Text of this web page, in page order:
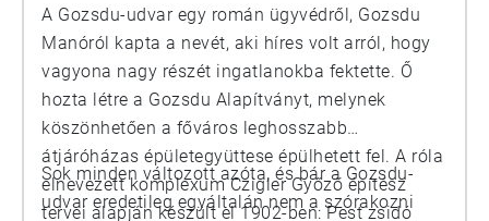
A Gozsdu-udvar egy román ügyvédről, Gozsdu
Manóról kapta a nevét, aki híres volt arról, hogy
vagyona nagy részét ingatlanokba fektette. Ő
hozta létre a Gozsdu Alapítványt, melynek
köszönhetően a főváros leghosszabb
átjáróházas épületegyüttese épülhetett fel. A róla
elnevezett komplexum Czigler Győző építész
tervei alapján készült el 1902-ben: Pest zsidó
Sok minden változott azóta, és bár a Gozsdu-
udvar eredetileg egyáltalán nem a szórakozni